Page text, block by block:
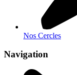
Nos Cercles
Navigation